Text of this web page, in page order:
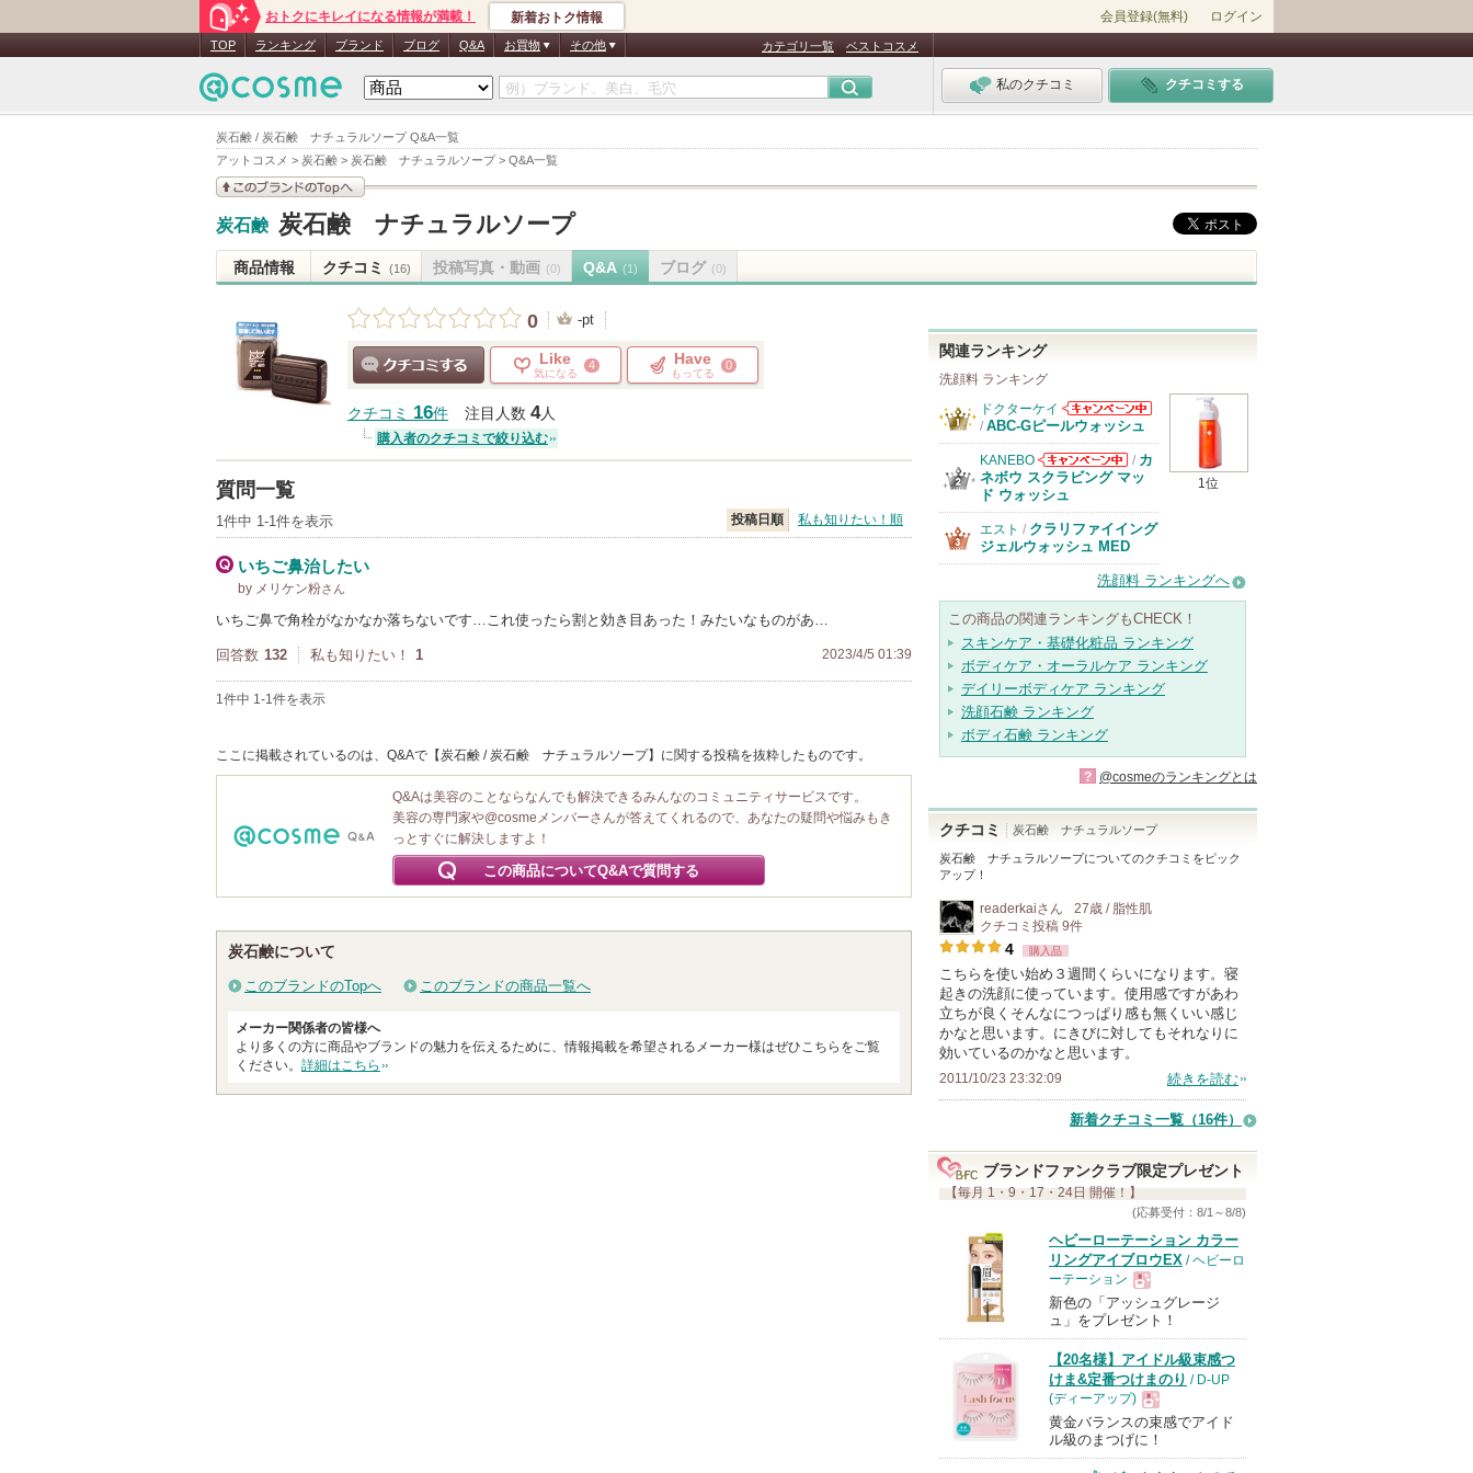
炭石鹸 / 炭石鹸 ナチュラルソープ Q&A一覧
アットコスメ > 炭石鹸 > 炭石鹸 ナチュラルソープ> Q&A一覧
おトクにキレイになる情報が満載！ 新着おトク情報 会員登録(無料) ログイン
TOP ランキング ブランド ブログ Q&A お買物 その他 カテゴリ一覧 ベストコスメ
私のクチコミ クチコミする
このブランドの情報を
見る
炭石鹸 炭石鹸 ナチュラルソープ
商品情報 クチコミ (16) 投稿写真・動画 (0) Q&A (1) ブログ (0)
0 -pt
Like
気になる
4 Have
もってる
0
クチコミ 16件 注目人数 4人
購入者のクチコミで絞り込む
質問一覧
1件中 1-1件を表示 投稿日順 私も知りたい！順
いちご鼻治したい
by メリケン粉さん
いちご鼻で角栓がなかなか落ちないです…これ使ったら割と効き目あった！みたいなものがあ…
回答数 132 私も知りたい！ 1 2023/4/5 01:39
1件中 1-1件を表示
ここに掲載されているのは、Q&Aで【炭石鹸 / 炭石鹸 ナチュラルソープ】に関する投稿を抜粋したものです。
Q&Aは美容のことならなんでも解決できるみんなのコミュニティサービスです。
美容の専門家や@cosmeメンバーさんが答えてくれるので、あなたの疑問や悩みもき
っとすぐに解決しますよ！
この商品についてQ&Aで質問する
炭石鹸について
このブランドのTopへ このブランドの商品一覧へ
メーカー関係者の皆様へ
より多くの方に商品やブランドの魅力を伝えるために、情報掲載を希望されるメーカー様はぜひこちらをご覧
ください。 詳細はこちら
関連ランキング
洗顔料 ランキング
1位
ドクターケイ
ドクターケイか
らのお知らせが
あります
/ ABC-Gピールウォッシュ
KANEBO
KANEBOから
のお知らせがあ
/ カ
ネボウ スクラビング マッ
ド ウォッシュ
エスト / クラリファイイング
ジェルウォッシュ MED
洗顔料 ランキングへ
この商品の関連ランキングもCHECK！
スキンケア・基礎化粧品 ランキング
ボディケア・オーラルケア ランキング
デイリーボディケア ランキング
洗顔石鹸 ランキング
ボディ石鹸 ランキング
? @cosmeのランキングとは
クチコミ 炭石鹸 ナチュラルソープ
炭石鹸 ナチュラルソープについてのクチコミをピック
アップ！
readerkaiさん
27歳 / 脂性肌
クチコミ投稿 9件
4 購入品
こちらを使い始め３週間くらいになります。寝
起きの洗顔に使っています。使用感ですがあわ
立ちが良くそんなにつっぱり感も無くいい感じ
かなと思います。にきびに対してもそれなりに
効いているのかなと思います。
2011/10/23 23:32:09 続きを読む
新着クチコミ一覧 （16件）
ブランドファンクラブ限定プレゼント
【毎月 1・9・17・24日 開催！】
(応募受付：8/1～8/8)
ヘビーローテーション カラー
リングアイブロウEX / ヘビーロ
ーテーション
現
品
新色の「アッシュグレージ
ュ」をプレゼント！
【20名様】アイドル級束感つ
けま&定番つけまのり / D-UP
(ディーアップ)
現
黄金バランスの束感でアイド
ル級のまつげに！